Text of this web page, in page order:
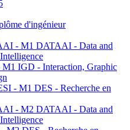
d'ingénieur
- M1 DATAAI - Data and
IGD - Interaction, Graphic
- M1 DES - Recherche en
- M2 DATAAI - Data and